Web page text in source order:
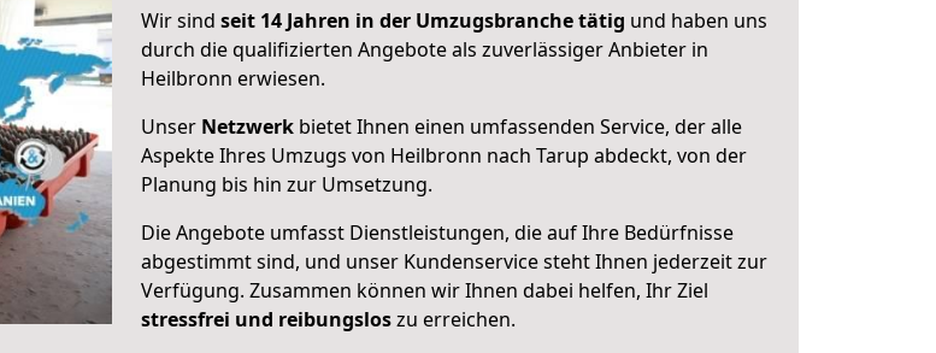
Wir sind seit 14 Jahren in der Umzugsbranche tätig und haben uns
durch die qualifizierten Angebote als zuverlässiger Anbieter in
Heilbronn erwiesen.
Unser Netzwerk bietet Ihnen einen umfassenden Service, der alle
Aspekte Ihres Umzugs von Heilbronn nach Tarup abdeckt, von der
Planung bis hin zur Umsetzung.
Die Angebote umfasst Dienstleistungen, die auf Ihre Bedürfnisse
abgestimmt sind, und unser Kundenservice steht Ihnen jederzeit zur
Verfügung. Zusammen können wir Ihnen dabei helfen, Ihr Ziel
stressfrei und reibungsloszu erreichen.